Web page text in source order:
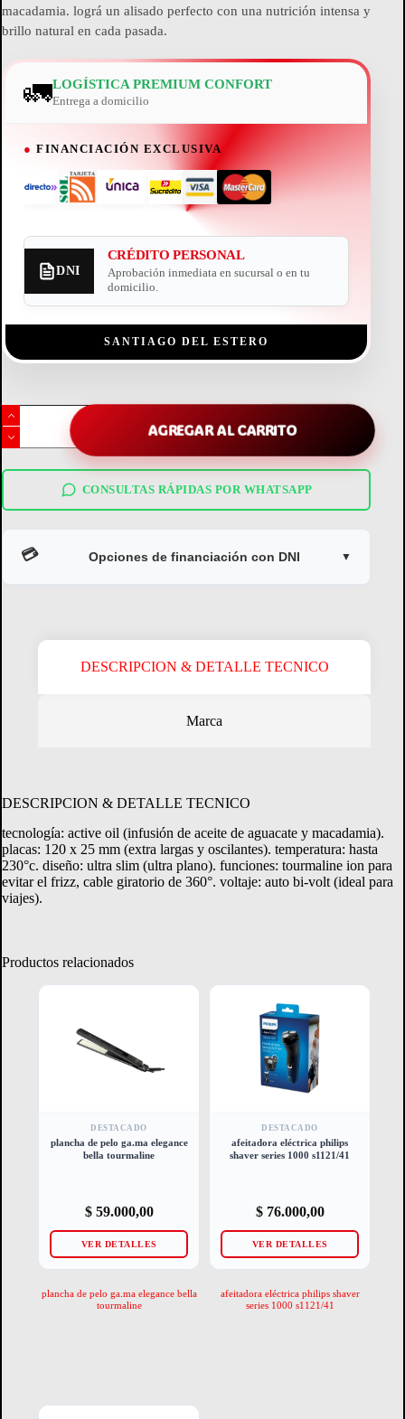
macadamia. lográ un alisado perfecto con una nutrición intensa y
brillo natural en cada pasada.
🚛LOGÍSTICA PREMIUM CONFORT
Entrega a domicilio
● FINANCIACIÓN EXCLUSIVA
DNI
CRÉDITO PERSONAL
Aprobación inmediata en sucursal o en tu
domicilio.
SANTIAGO DEL ESTERO
plancha
de
pelo
elegance
cantidad
AGREGAR AL CARRITO
CONSULTAS RÁPIDAS POR WHATSAPP
💳 Opciones de financiación con DNI ▼
CONSULTAR MARGEN
DESCRIPCION & DETALLE TECNICO
Marca
DESCRIPCION & DETALLE TECNICO
tecnología: active oil (infusión de aceite de aguacate y macadamia).
placas: 120 x 25 mm (extra largas y oscilantes). temperatura: hasta
230°c. diseño: ultra slim (ultra plano). funciones: tourmaline ion para
evitar el frizz, cable giratorio de 360°. voltaje: auto bi-volt (ideal para
viajes).
Productos relacionados
DESTACADO
plancha de pelo ga.ma elegance
bella tourmaline
$59.000,00
VER DETALLES
plancha de pelo ga.ma elegance bella
tourmaline
DESTACADO
afeitadora eléctrica philips
shaver series 1000 s1121/41
$76.000,00
VER DETALLES
afeitadora eléctrica philips shaver
series 1000 s1121/41